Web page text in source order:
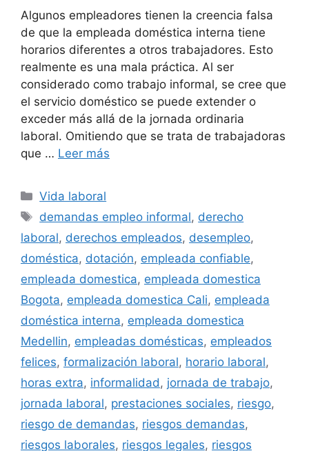
Algunos empleadores tienen la creencia falsa
de que la empleada doméstica interna tiene
horarios diferentes a otros trabajadores. Esto
realmente es una mala práctica. Al ser
considerado como trabajo informal, se cree que
el servicio doméstico se puede extender o
exceder más allá de la jornada ordinaria
laboral. Omitiendo que se trata de trabajadoras
que … Leer más
Categorías
Vida laboral
Etiquetas
demandas empleo informal, derecho
laboral, derechos empleados, desempleo,
doméstica, dotación, empleada confiable,
empleada domestica, empleada domestica
Bogota, empleada domestica Cali, empleada
doméstica interna, empleada domestica
Medellin, empleadas domésticas, empleados
felices, formalización laboral, horario laboral,
horas extra, informalidad , jornada de trabajo,
jornada laboral, prestaciones sociales, riesgo,
riesgo de demandas, riesgos demandas,
riesgos laborales, riesgos legales, riesgos